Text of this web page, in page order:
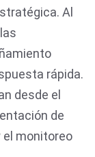
Al
rápida.
desde el
de
el monitoreo